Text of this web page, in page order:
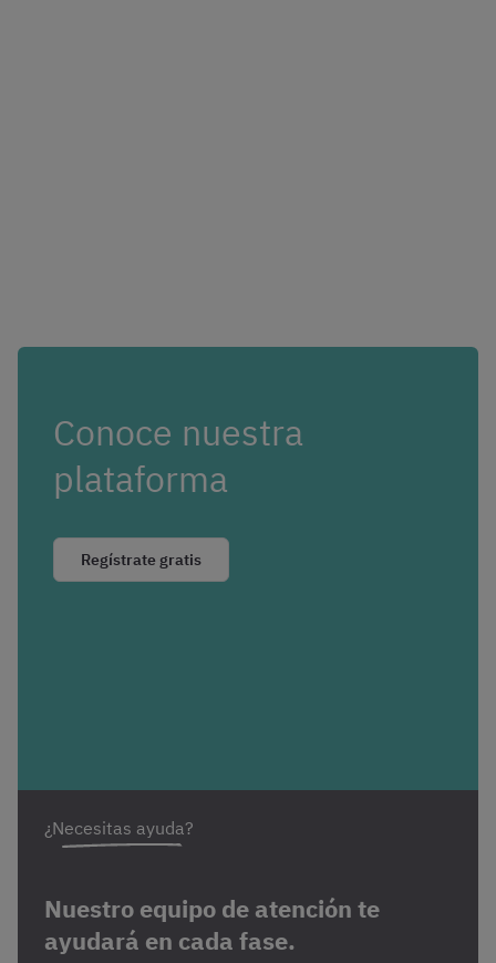
Conoce nuestra
plataforma
Regístrate gratis
¿Necesitas ayuda?
Nuestro equipo de atención te
ayudará en cada fase.